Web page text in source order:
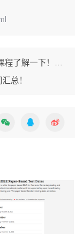
济南留学培训机构收费地址
总！